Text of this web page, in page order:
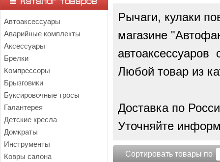
Автоаксессуары
Аварийные комплекты
Аксессуары
Брелки
Компрессоры
Брызговики
Буксировочные тросы
Галантерея
Детские кресла
Домкраты
Инструменты
Ковры салона
Рычаги, кулаки
магазине
автоаксессуаров
Любой товар из
Доставка по
Уточняйте
Сортировать товары по